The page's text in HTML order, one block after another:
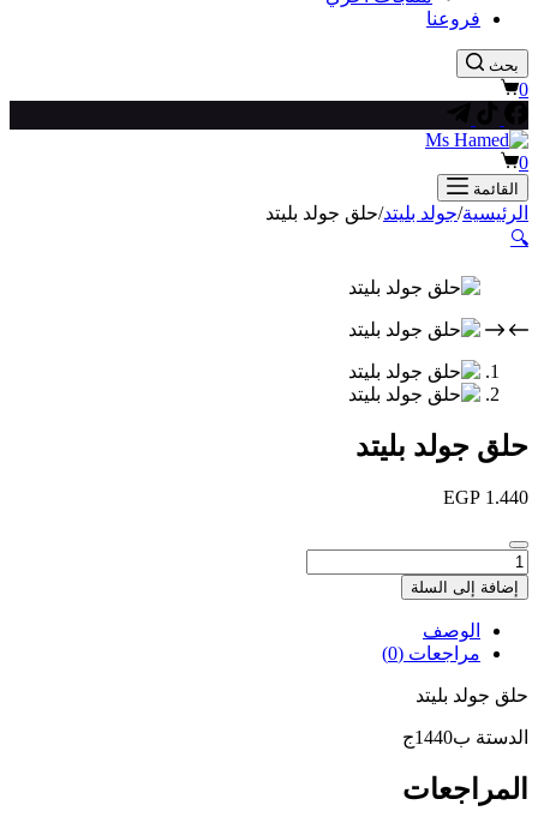
فروعنا
بحث
عربة
0
عربة
التسوق
0
القائمة
الرئيسية/جولد بليتد/حلق جولد بليتد
🔍
حلق جولد بليتد
EGP 1.440
كمية
حلق
جولد
بليتد
إضافة إلى السلة
الوصف
مراجعات (0)
حلق جولد بليتد
الدستة ب1440ج
المراجعات